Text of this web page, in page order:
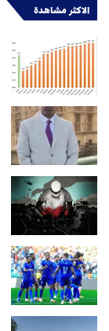
الاكثر مشاهدة